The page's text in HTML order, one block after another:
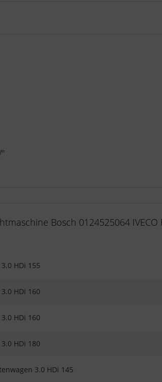
Bosch 0124525064 IVECO
3.0 HDi 155
3.0 HDi 160
3.0 HDi 160
3.0 HDi 180
3.0 HDi 145